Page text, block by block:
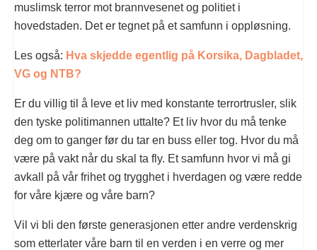
muslimsk terror mot brannvesenet og politiet i
hovedstaden. Det er tegnet på et samfunn i oppløsning.
Les også: Hva skjedde egentlig på Korsika, Dagbladet,
VG og NTB?
Er du villig til å leve et liv med konstante terrortrusler, slik
den tyske politimannen uttalte? Et liv hvor du må tenke
deg om to ganger før du tar en buss eller tog. Hvor du må
være på vakt når du skal ta fly. Et samfunn hvor vi må gi
avkall på vår frihet og trygghet i hverdagen og være redde
for våre kjære og våre barn?
Vil vi bli den første generasjonen etter andre verdenskrig
som etterlater våre barn til en verden i en verre og mer